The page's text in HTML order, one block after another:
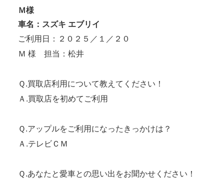
Ｍ様
車名：スズキ エブリイ
ご利用日：２０２５／１／２０
Ｍ 様 担当：松井
Ｑ.買取店利用について教えてください！
Ａ.買取店を初めてご利用
Ｑ.アップルをご利用になったきっかけは？
Ａ.テレビＣＭ
Ｑ.あなたと愛車との思い出をお聞かせください！